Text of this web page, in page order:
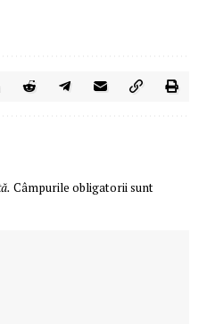
Câmpurile obligatorii sunt